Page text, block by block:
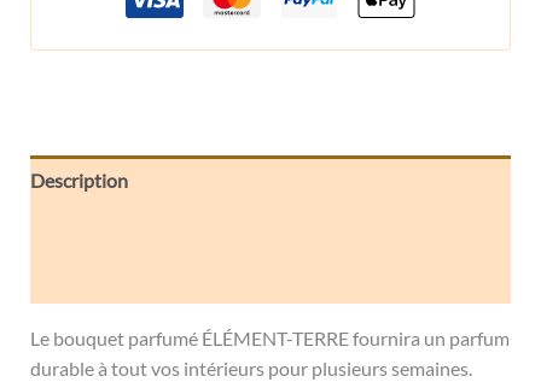
Description
Le bouquet parfumé ÉLÉMENT-TERRE fournira un parfum
durable à tout vos intérieurs pour plusieurs semaines.